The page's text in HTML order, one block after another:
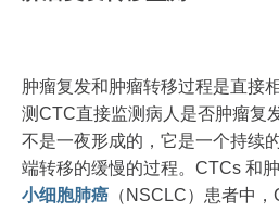
肿瘤复发和肿瘤转移过程是直接
测CTC直接监测病人是否肿瘤复
不是一夜形成的，它是一个持续
端转移的缓慢的过程。CTCs 和
小细胞肺癌 （NSCLC）患者中